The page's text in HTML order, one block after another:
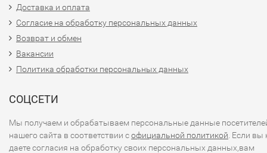
Доставка и оплата
Согласие на обработку персональных данных
Возврат и обмен
Вакансии
Политика обработки персональных данных
СОЦСЕТИ
Мы получаем и обрабатываем персональные данные
нашего сайта в соответствии софициальной политикой . Если вы
даете согласия на обработку своих персональных данных,вам